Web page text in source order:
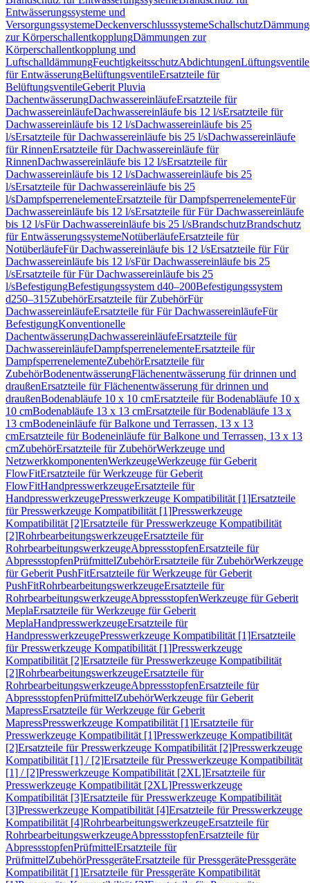
Entwässerungssysteme und
VersorgungssystemeDeckenverschlusssystemeSchallschutz
zur KörperschallentkopplungDämmungen zur
Körperschallentkopplung und
LuftschalldämmungFeuchtigkeitsschutzAbdichtungenLüftungsventile
für EntwässerungBelüftungsventileErsatzteile für
BelüftungsventileGeberit Pluvia
DachentwässerungDachwassereinläufeErsatzteile für
DachwassereinläufeDachwassereinläufe bis 12 l/sErsatzteile für
Dachwassereinläufe bis 12 l/sDachwassereinläufe bis 25
l/sErsatzteile für Dachwassereinläufe bis 25 l/sDachwassereinläufe
für RinnenErsatzteile für Dachwassereinläufe für
RinnenDachwassereinläufe bis 12 l/sErsatzteile für
Dachwassereinläufe bis 12 l/sDachwassereinläufe bis 25
l/sErsatzteile für Dachwassereinläufe bis 25
l/sDampfsperrenelementeErsatzteile für DampfsperrenelementeFür
Dachwassereinläufe bis 12 l/sErsatzteile für Für Dachwassereinläufe
bis 12 l/sFür Dachwassereinläufe bis 25 l/sBrandschutzBrandschutz
für EntwässerungssystemeNotüberläufeErsatzteile für
NotüberläufeFür Dachwassereinläufe bis 12 l/sErsatzteile für Für
Dachwassereinläufe bis 12 l/sFür Dachwassereinläufe bis 25
l/sErsatzteile für Für Dachwassereinläufe bis 25
l/sBefestigungBefestigungssystem d40–200Befestigungssystem
d250–315ZubehörErsatzteile für ZubehörFür
DachwassereinläufeErsatzteile für Für DachwassereinläufeFür
BefestigungKonventionelle
DachentwässerungDachwassereinläufeErsatzteile für
DachwassereinläufeDampfsperrenelementeErsatzteile für
DampfsperrenelementeZubehörErsatzteile für
ZubehörBodenentwässerungFlächenentwässerung für drinnen und
draußenErsatzteile für Flächenentwässerung für drinnen und
draußenBodenabläufe 10 x 10 cmErsatzteile für Bodenabläufe 10 x
10 cmBodenabläufe 13 x 13 cmErsatzteile für Bodenabläufe 13 x
13 cmBodeneinläufe für Balkone und Terrassen, 13 x 13
cmErsatzteile für Bodeneinläufe für Balkone und Terrassen, 13 x 13
cmZubehörErsatzteile für ZubehörWerkzeuge und
NetzwerkkomponentenWerkzeugeWerkzeuge für Geberit
FlowFitErsatzteile für Werkzeuge für Geberit
FlowFitHandpresswerkzeugeErsatzteile für
HandpresswerkzeugePresswerkzeuge Kompatibilität [1]Ersatzteile
für Presswerkzeuge Kompatibilität [1]Presswerkzeuge
Kompatibilität [2]Ersatzteile für Presswerkzeuge Kompatibilität
[2]RohrbearbeitungswerkzeugeErsatzteile für
RohrbearbeitungswerkzeugeAbpressstopfenErsatzteile für
AbpressstopfenPrüfmittelZubehörErsatzteile für ZubehörWerkzeuge
für Geberit PushFitErsatzteile für Werkzeuge für Geberit
PushFitRohrbearbeitungswerkzeugeErsatzteile für
RohrbearbeitungswerkzeugeAbpressstopfenWerkzeuge für Geberit
MeplaErsatzteile für Werkzeuge für Geberit
MeplaHandpresswerkzeugeErsatzteile für
HandpresswerkzeugePresswerkzeuge Kompatibilität [1]Ersatzteile
für Presswerkzeuge Kompatibilität [1]Presswerkzeuge
Kompatibilität [2]Ersatzteile für Presswerkzeuge Kompatibilität
[2]RohrbearbeitungswerkzeugeErsatzteile für
RohrbearbeitungswerkzeugeAbpressstopfenErsatzteile für
AbpressstopfenPrüfmittelZubehörWerkzeuge für Geberit
MapressErsatzteile für Werkzeuge für Geberit
MapressPresswerkzeuge Kompatibilität [1]Ersatzteile für
Presswerkzeuge Kompatibilität [1]Presswerkzeuge Kompatibilität
[2]Ersatzteile für Presswerkzeuge Kompatibilität [2]Presswerkzeuge
Kompatibilität [1] / [2]Ersatzteile für Presswerkzeuge Kompatibilität
[1] / [2]Presswerkzeuge Kompatibilität [2XL]Ersatzteile für
Presswerkzeuge Kompatibilität [2XL]Presswerkzeuge
Kompatibilität [3]Ersatzteile für Presswerkzeuge Kompatibilität
[3]Presswerkzeuge Kompatibilität [4]Ersatzteile für Presswerkzeuge
Kompatibilität [4]RohrbearbeitungswerkzeugeErsatzteile für
RohrbearbeitungswerkzeugeAbpressstopfenErsatzteile für
AbpressstopfenPrüfmittelErsatzteile für
PrüfmittelZubehörPressgeräteErsatzteile für PressgerätePressgeräte
Kompatibilität [1]Ersatzteile für Pressgeräte Kompatibilität